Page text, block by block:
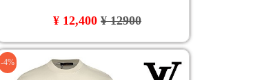
¥ 12,400¥ 12900
-4%